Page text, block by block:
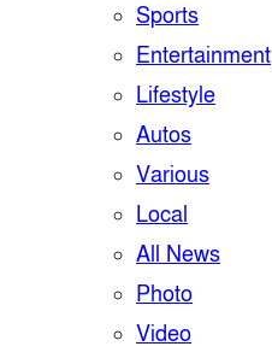
Sports
Entertainment
Lifestyle
Autos
Various
Local
All News
Photo
Video